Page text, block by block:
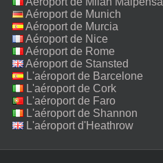
Aéroport de Munich
Aéroport de Murcia
Aéroport de Nice
Aéroport de Rome
Fiumicino
Aéroport de Stansted
L'aéroport de Barcelone
L'aéroport de Cork
L'aéroport de Faro
L'aéroport de Shannon
L'aéroport d'Heathrow